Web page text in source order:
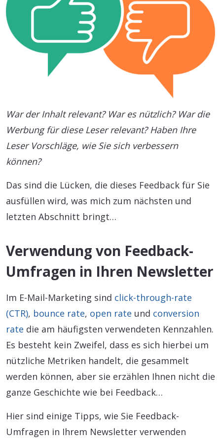
War der Inhalt relevant? War es nützlich? War die
Werbung für diese Leser relevant? Haben Ihre
Leser Vorschläge, wie Sie sich verbessern
können?
Das sind die Lücken, die dieses Feedback für Sie
ausfüllen wird, was mich zum nächsten und
letzten Abschnitt bringt…
Verwendung von Feedback-
Umfragen in Ihren Newsletter
Im E-Mail-Marketing sind click-through-rate
(CTR), bounce rate, open rate und conversion
rate die am häufigsten verwendeten Kennzahlen.
Es besteht kein Zweifel, dass es sich hierbei um
nützliche Metriken handelt, die gesammelt
werden können, aber sie erzählen Ihnen nicht die
ganze Geschichte wie bei Feedback…
Hier sind einige Tipps, wie Sie Feedback-
Umfragen in Ihrem Newsletter verwenden